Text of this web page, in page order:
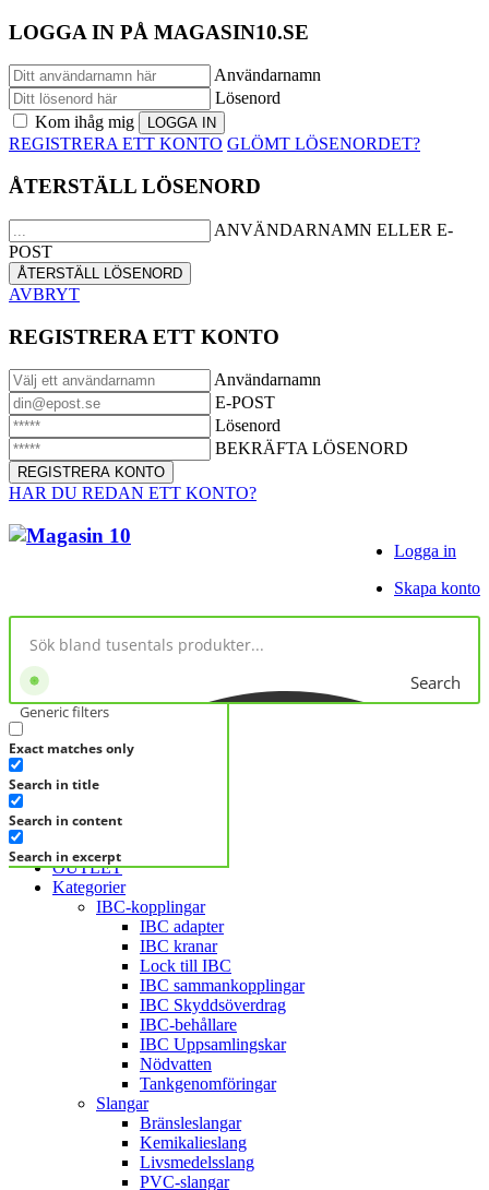
LOGGA IN PÅ MAGASIN10.SE
Användarnamn
Lösenord
Kom ihåg mig
REGISTRERA ETT KONTO GLÖMT LÖSENORDET?
ÅTERSTÄLL LÖSENORD
ANVÄNDARNAMN ELLER E-
POST
AVBRYT
REGISTRERA ETT KONTO
Användarnamn
E-POST
Lösenord
BEKRÄFTA LÖSENORD
HAR DU REDAN ETT KONTO?
Logga in
Skapa konto
Search
Generic filters
Exact matches only
Search in title
Search in content
Search in excerpt
KATEGORIER
FRÅGA DIREKT
OUTLET
Kategorier
IBC-kopplingar
IBC adapter
IBC kranar
Lock till IBC
IBC sammankopplingar
IBC Skyddsöverdrag
IBC-behållare
IBC Uppsamlingskar
Nödvatten
Tankgenomföringar
Slangar
Bränsleslangar
Kemikalieslang
Livsmedelsslang
PVC-slangar